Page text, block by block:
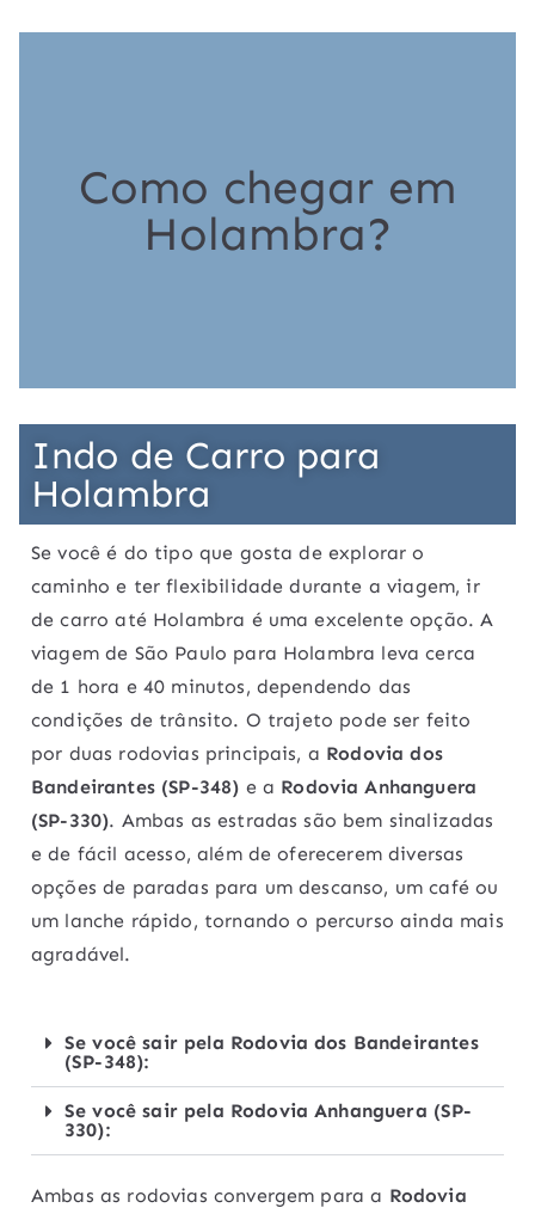
Como chegar em
Holambra?
Indo de Carro para
Holambra
Se você é do tipo que gosta de explorar o
caminho e ter flexibilidade durante a viagem, ir
de carro até Holambra é uma excelente opção. A
viagem de São Paulo para Holambra leva cerca
de 1 hora e 40 minutos, dependendo das
condições de trânsito. O trajeto pode ser feito
por duas rodovias principais, a Rodovia dos
Bandeirantes (SP-348) e a Rodovia Anhanguera
(SP-330). Ambas as estradas são bem sinalizadas
e de fácil acesso, além de oferecerem diversas
opções de paradas para um descanso, um café ou
um lanche rápido, tornando o percurso ainda mais
agradável.
Se você sair pela Rodovia dos Bandeirantes
(SP-348):
Se você sair pela Rodovia Anhanguera (SP-
330):
Ambas as rodovias convergem para a Rodovia